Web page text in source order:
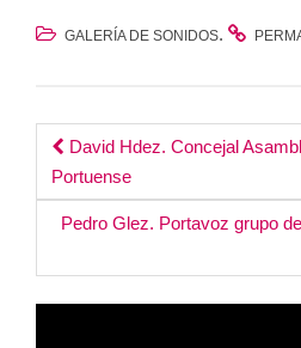
GALERÍA DE SONIDOS.
Post
navigation
David Hdez. Concejal
Portuense
Pedro Glez. Portavoz grupo